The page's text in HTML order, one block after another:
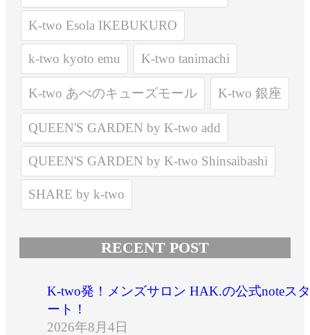
K-two Esola IKEBUKURO
k-two kyoto emu K-two tanimachi
K-two あべのキューズモール K-two 銀座
QUEEN'S GARDEN by K-two add
QUEEN'S GARDEN by K-two Shinsaibashi
SHARE by k-two
RECENT POST
K-two発！メンズサロン HAK.の公式noteスタ
ート！
2026年8月4日